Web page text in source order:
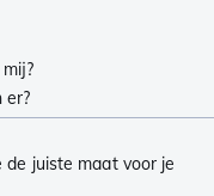
er?
de juiste maat voor je